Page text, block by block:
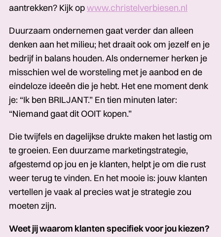
aantrekken? Kijk opwww.christelverbiesen.nl
Duurzaam ondernemen gaat verder dan alleen
denken aan het milieu; het draait ook om jezelf en je
bedrijf in balans houden. Als ondernemer herken je
misschien wel de worsteling met je aanbod en de
eindeloze ideeën die je hebt. Het ene moment denk
je: “Ik ben BRILJANT.” En tien minuten later:
“Niemand gaat dit OOIT kopen.”
Die twijfels en dagelijkse drukte maken het lastig om
te groeien. Een duurzame marketingstrategie,
afgestemd op jou en je klanten, helpt je om die rust
weer terug te vinden. En het mooie is: jouw klanten
vertellen je vaak al precies wat je strategie zou
moeten zijn.
Weet jij waarom klanten specifiek voor jou kiezen?